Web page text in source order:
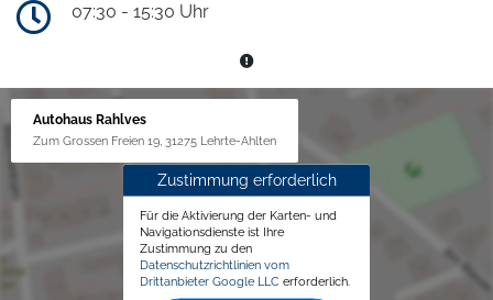
07:30 - 15:30 Uhr
Autohaus Rahlves
Zum Grossen Freien 19, 31275 Lehrte-Ahlten
Zustimmung erforderlich
Für die Aktivierung der Karten- und
Navigationsdienste ist Ihre
Zustimmung zu den
Datenschutzrichtlinien vom
Drittanbieter Google LLC erforderlich.